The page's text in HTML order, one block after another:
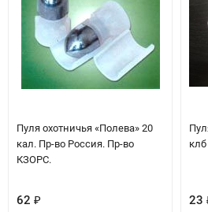
Пуля охотничья «Полева» 20
кал. Пр-во Россия. Пр-во
КЗОРС.
62 ₽
клб
23